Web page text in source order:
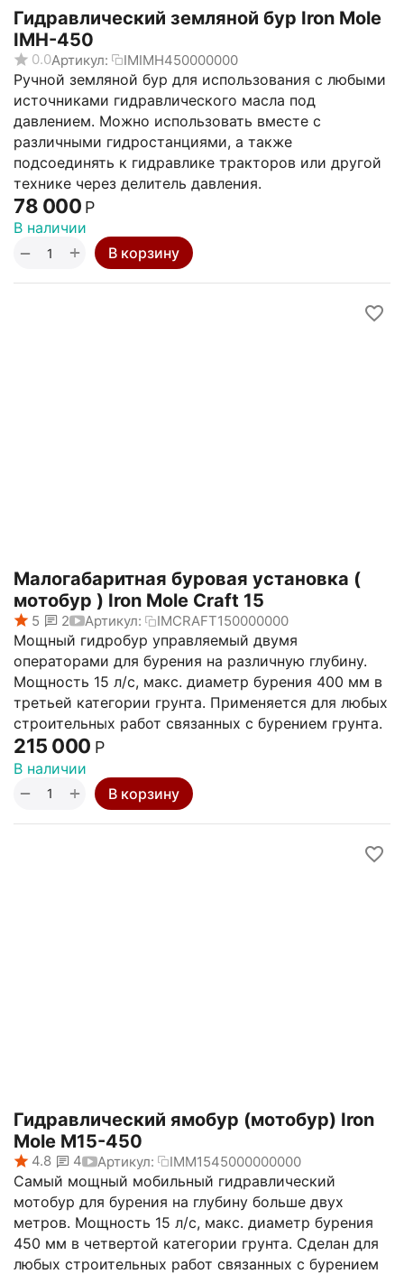
Гидравлический земляной бур Iron Mole
IMH-450
0.0Артикул: IMIMH450000000
Ручной земляной бур для использования с любыми
источниками гидравлического масла под
давлением. Можно использовать вместе с
различными гидростанциями, а также
подсоединять к гидравлике тракторов или другой
технике через делитель давления.
78 000 Р
В наличии
+
− В корзину
Малогабаритная буровая установка (
мотобур ) Iron Mole Craft 15
5 2 Артикул: IMCRAFT150000000
Мощный гидробур управляемый двумя
операторами для бурения на различную глубину.
Мощность 15 л/с, макс. диаметр бурения 400 мм в
третьей категории грунта. Применяется для любых
строительных работ связанных с бурением грунта.
215 000 Р
В наличии
+
− В корзину
Гидравлический ямобур (мотобур) Iron
Mole M15-450
4.8 4 Артикул: IMM1545000000000
Самый мощный мобильный гидравлический
мотобур для бурения на глубину больше двух
метров. Мощность 15 л/с, макс. диаметр бурения
450 мм в четвертой категории грунта. Сделан для
любых строительных работ связанных с бурением